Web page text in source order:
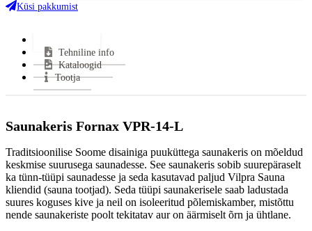
Kasutegur:
Keskmine suitsugaaside temperatuur:
Miinimum tõmme:
CO tase (13% O2):
Suitsutoru ühendus:
Klaasi kuju:
Kütus:
Puu
Garantii:
3 aastat
VÄHEM INFOT
Küsi pakkumist
Tehniline info
Kataloogid
Tootja
Saunakeris Fornax VPR-14-L
Traditsioonilise Soome disainiga puuküttega saunakeris on mõeldud
keskmise suurusega saunadesse. See saunakeris sobib suurepäraselt
ka tünn-tüüpi saunadesse ja seda kasutavad paljud Vilpra Sauna
kliendid (sauna tootjad). Seda tüüpi saunakerisele saab ladustada
suures koguses kive ja neil on isoleeritud põlemiskamber, mistõttu
nende saunakeriste poolt tekitatav aur on äärmiselt õrn ja ühtlane.